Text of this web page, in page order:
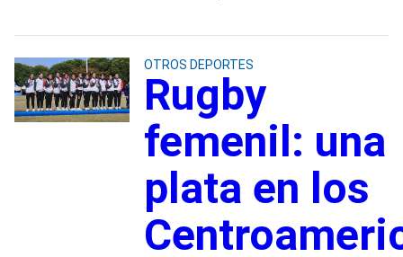
OTROS DEPORTES
Rugby
femenil: una
plata en los